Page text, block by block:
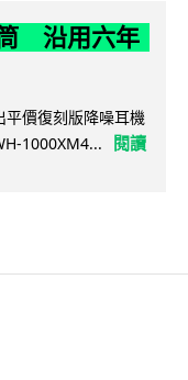
沿用六年
價復刻版降噪耳機
1000XM4...
閱讀